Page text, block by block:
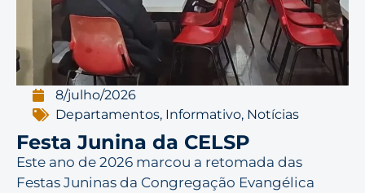
8/julho/2026
Departamentos, Informativo, Notícias
Festa Junina da CELSP
Este ano de 2026 marcou a retomada das
Festas Juninas da Congregação Evangélica